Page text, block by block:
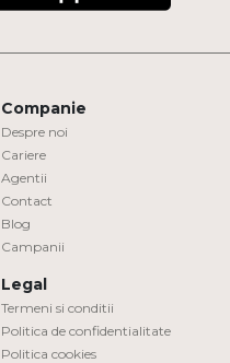
Companie
Despre noi
Cariere
Agentii
Contact
Blog
Campanii
Legal
Termeni si conditii
Politica de confidentialitate
Politica cookies